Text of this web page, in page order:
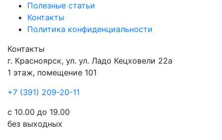
Полезные статьи
Контакты
Политика конфиденциальности
Контакты
г. Красноярск, ул. ул. Ладо Кецховели 22а
1 этаж, помещение 101
+7 (391) 209-20-11
с 10.00 до 19.00
без выходных